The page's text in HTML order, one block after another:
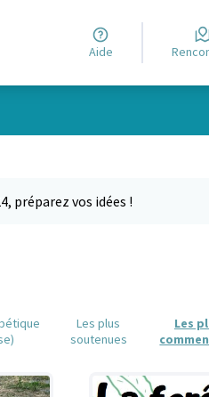
Aide
préparez vos idées !
Les plus
soutenues
Les